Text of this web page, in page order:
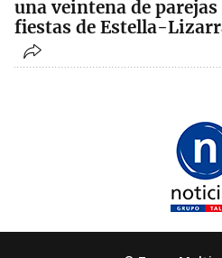
una veintena de parejas
fiestas de Estella-